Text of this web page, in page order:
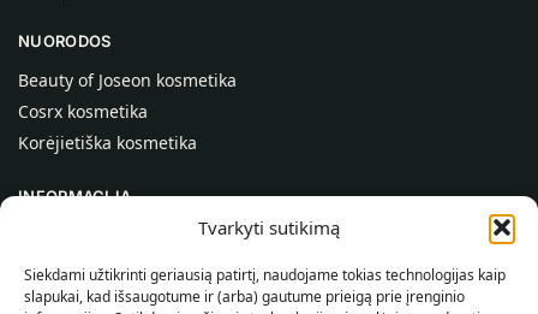
Tvarkyti sutikimą
Siekdami užtikrinti geriausią patirtį, naudojame tokias technologijas kaip
slapukai, kad išsaugotume ir (arba) gautume prieigą prie įrenginio
NUORODOS
Beauty of Joseon kosmetika
Cosrx kosmetika
Korėjietiška kosmetika
INFORMACIJA
Kontaktai
Pagalba